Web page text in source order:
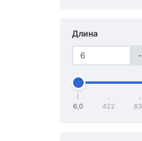
Длина
-
6,0 422